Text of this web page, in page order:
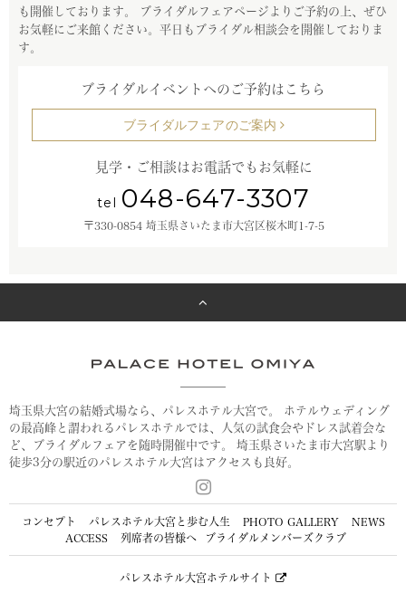
も開催しております。
ブライダルフェアページよりご予約の上、ぜひ
お気軽にご来館ください。平日もブライダル相談会を開催しておりま
す。
ブライダルイベントへのご予約はこちら
ブライダルフェアのご案内
見学・ご相談はお電話でもお気軽に
tel 048-647-3307
〒330-0854 埼玉県さいたま市大宮区桜木町1-7-5
埼玉県大宮の結婚式場なら、パレスホテル大宮で。
ホテルウェディング
の最高峰と謂われるパレスホテルでは、人気の試食会やドレス試着会な
ど、ブライダルフェアを随時開催中です。
埼玉県さいたま市大宮駅より
徒歩3分の駅近のパレスホテル大宮はアクセスも良好。
コンセプト パレスホテル大宮と歩む人生 PHOTO GALLERY
NEWS
ACCESS
列席者の皆様へ ブライダルメンバーズクラブ
パレスホテル大宮ホテルサイト